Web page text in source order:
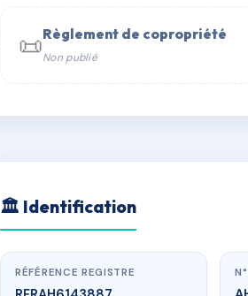
📞 Contacter Syndic Digital 💬
📜Règlement de copropriété
Non publié
🏛 Identification
RÉFÉRENCE REGISTRE